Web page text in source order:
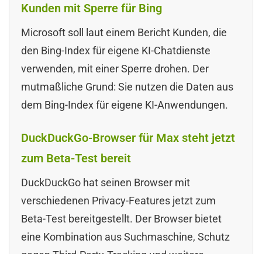
Kunden mit Sperre für Bing
Microsoft soll laut einem Bericht Kunden, die
den Bing-Index für eigene KI-Chatdienste
verwenden, mit einer Sperre drohen. Der
mutmaßliche Grund: Sie nutzen die Daten aus
dem Bing-Index für eigene KI-Anwendungen.
DuckDuckGo-Browser für Max steht jetzt
zum Beta-Test bereit
DuckDuckGo hat seinen Browser mit
verschiedenen Privacy-Features jetzt zum
Beta-Test bereitgestellt. Der Browser bietet
eine Kombination aus Suchmaschine, Schutz